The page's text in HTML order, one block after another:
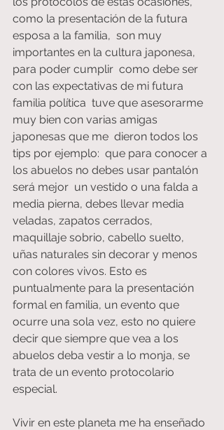
como la presentación de la futura
esposa a la familia,  son muy
importantes en la cultura japonesa,
para poder cumplir  como debe ser
con las expectativas de mi futura
familia política  tuve que asesorarme
muy bien con varias amigas
japonesas que me  dieron todos los
tips por ejemplo:  que para conocer a
los abuelos no debes usar pantalón
será mejor  un vestido o una falda a
media pierna, debes llevar media
veladas, zapatos cerrados,
maquillaje sobrio, cabello suelto,
uñas naturales sin decorar y menos
con colores vivos. Esto es
puntualmente para la presentación
formal en familia, un evento que
ocurre una sola vez, esto no quiere
decir que siempre que vea a los
abuelos deba vestir a lo monja, se
trata de un evento protocolario
especial.
Vivir en este planeta me ha enseñado